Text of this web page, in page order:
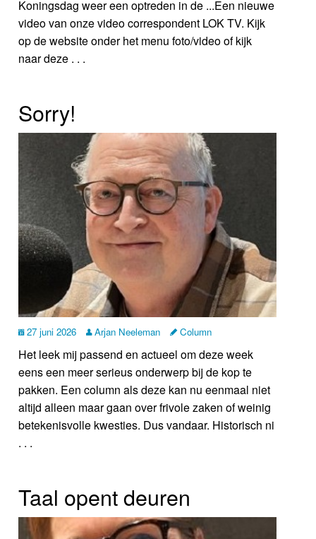
Koningsdag weer een optreden in de ...Een nieuwe
video van onze video correspondent LOK TV. Kijk
op de website onder het menu foto/video of kijk
naar deze . . .
Sorry!
27 juni 2026 Arjan Neeleman Column
Het leek mij passend en actueel om deze week
eens een meer serieus onderwerp bij de kop te
pakken. Een column als deze kan nu eenmaal niet
altijd alleen maar gaan over frivole zaken of weinig
betekenisvolle kwesties. Dus vandaar. Historisch ni
. . .
Taal opent deuren